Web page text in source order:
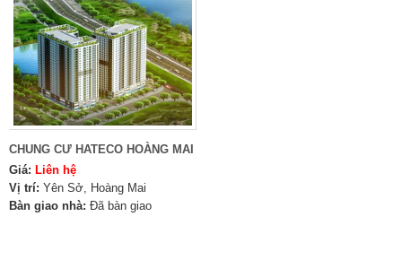
CHUNG CƯ HATECO HOÀNG MAI
Giá: Liên hệ
Vị trí: Yên Sở, Hoàng Mai
Bàn giao nhà: Đã bàn giao